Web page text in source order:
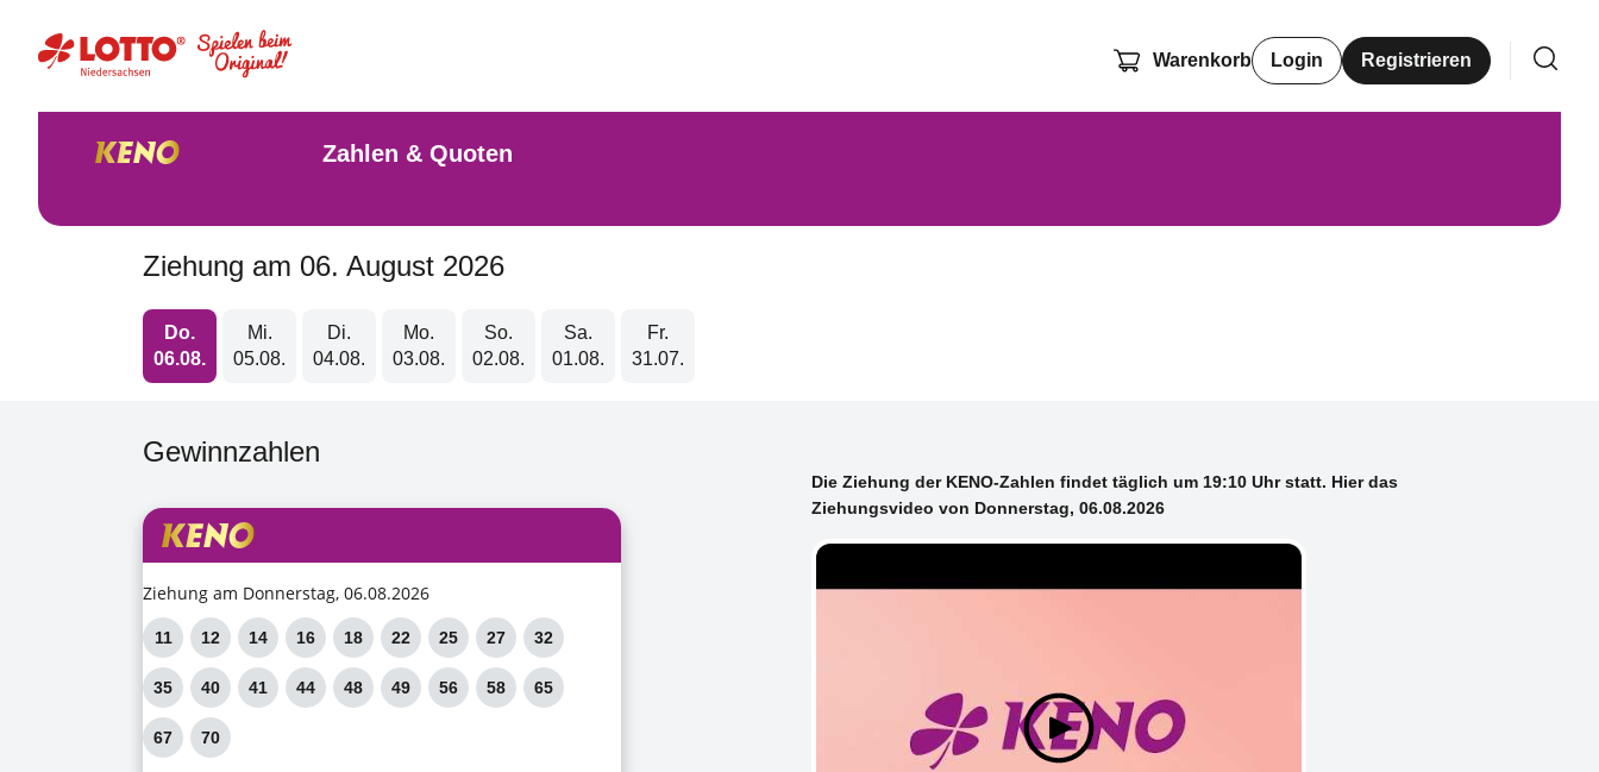
Warenkorb Login Registrieren
Zahlen & Quoten
Ziehung am 06. August 2026
Do.
06.08.
Mi.
05.08.
Di.
04.08.
Mo.
03.08.
So.
02.08.
Sa.
01.08.
Fr.
31.07.
Gewinnzahlen
Ziehung am Donnerstag, 06.08.2026
11 12 14 16 18 22 25 27 32
35 40 41 44 48 49 56 58 65
67 70
Die Ziehung der KENO-Zahlen findet täglich um 19:10 Uhr statt. Hier das
Ziehungsvideo von Donnerstag, 06.08.2026